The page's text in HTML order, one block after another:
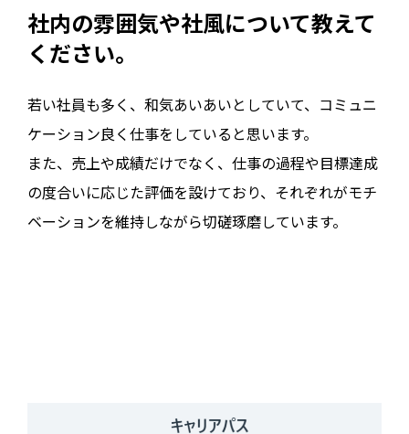
社内の雰囲気や社風について教えて
ください。
若い社員も多く、和気あいあいとしていて、コミュニ
ケーション良く仕事をしていると思います。
また、売上や成績だけでなく、仕事の過程や目標達成
の度合いに応じた評価を設けており、それぞれがモチ
ベーションを維持しながら切磋琢磨しています。